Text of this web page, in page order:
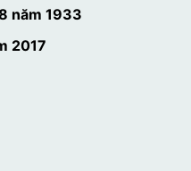
năm 1933
2017